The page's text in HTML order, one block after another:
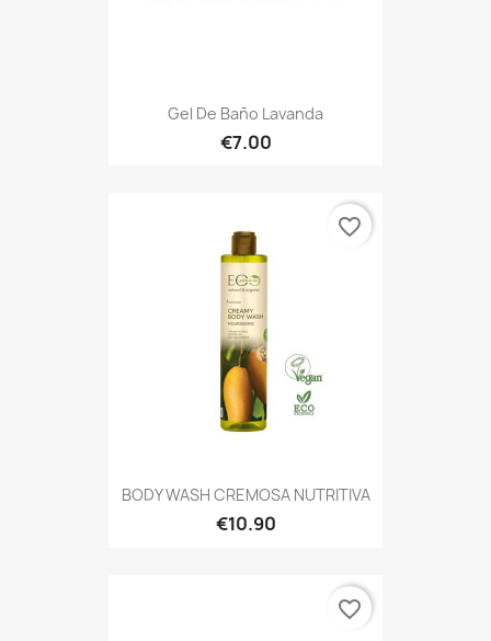
Gel De Baño Lavanda
€7.00
BODY WASH CREMOSA NUTRITIVA
€10.90
favorite_border
favorite_border